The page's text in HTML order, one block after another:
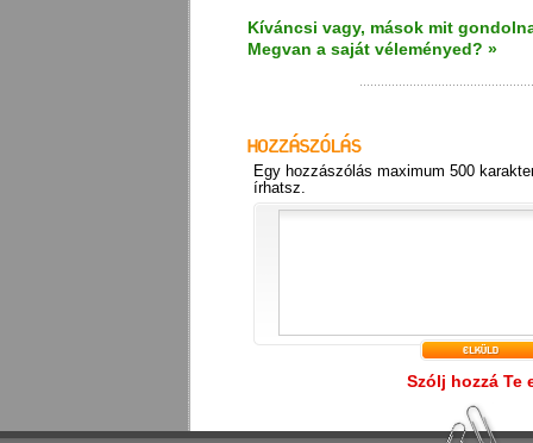
Kíváncsi vagy, mások mit
Megvan a saját véleményed? »
Egy hozzászólás maximum 500
írhatsz.
Szólj hozzá Te